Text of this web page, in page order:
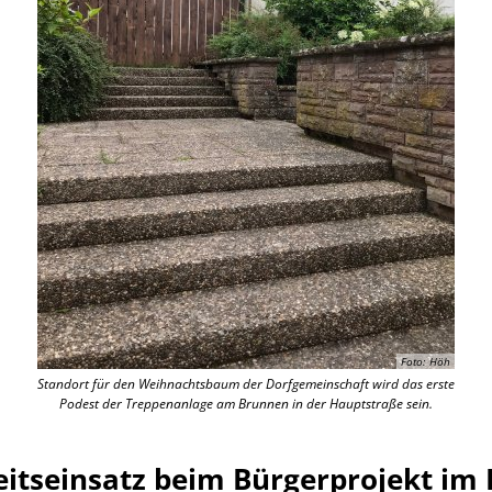
Foto: Höh
Standort für den Weihnachtsbaum der Dorfgemeinschaft wird das erste
Podest der Treppenanlage am Brunnen in der Hauptstraße sein.
beim Bürgerprojekt im